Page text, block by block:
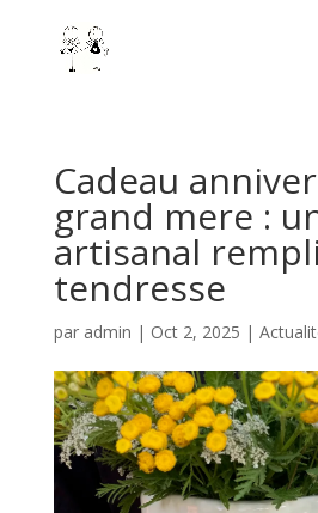
Cadeau
grand mere :
artisanal
tendresse
par admin | Oct 2, 2025 |